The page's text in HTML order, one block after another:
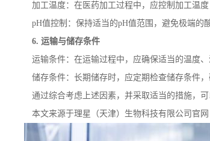
加工温度：在医药加工过程中，应控制加工温
pH值控制：保持适当的pH值范围，避免极端的
6.运输与储存条件
运输条件：在运输过程中，应确保适当的温度
储存条件：长期储存时，应定期检查储存条件，
通过综合考虑上述因素，并采取适当的措施，
本文来源于理星（天津）生物科技有限公司官网